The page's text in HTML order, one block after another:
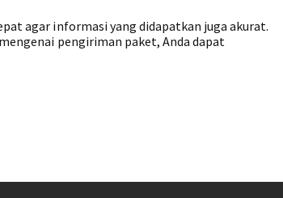
agar informasi yang didapatkan juga akurat.
pengiriman paket, Anda dapat